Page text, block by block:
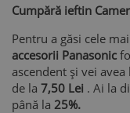
Cumpără ieftin
Pentru a găsi cele
accesorii Panasonic
ascendent și vei
de la 7,50 Lei . Ai la
până la 25%.